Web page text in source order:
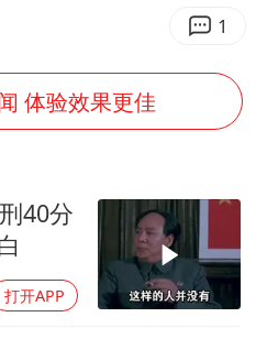
暑期研学游升温 在旅途中增长知识
火把节被抹成黑猫
理辟谣Bin离队
一男子胃中取出180颗铁钉
子首次演长剧
总书记点赞的非遗苗绣焕发新生机
1
体验效果更佳
40分
打开APP